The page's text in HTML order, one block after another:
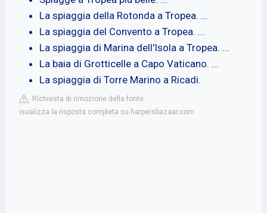
La spiaggia della Rotonda a Tropea. ...
La spiaggia del Convento a Tropea. ...
La spiaggia di Marina dell'Isola a Tropea. ...
La baia di Grotticelle a Capo Vaticano. ...
La spiaggia di Torre Marino a Ricadi.
Richiesta di rimozione della fonte
isualizza la risposta completa su harpersbazaar.com